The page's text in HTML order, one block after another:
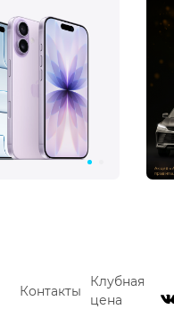
Контакты
Клубная
цена